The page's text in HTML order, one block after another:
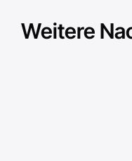
Weitere